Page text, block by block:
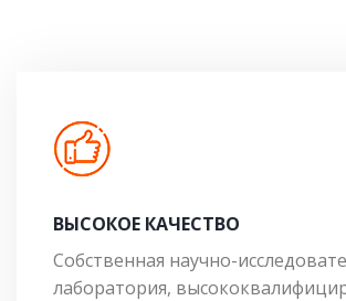
ВЫСОКОЕ КАЧЕСТВО
Собственная научно-
лаборатория,